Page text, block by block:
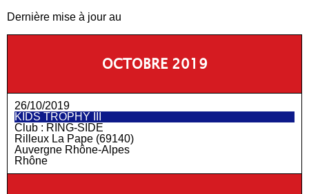
Dernière mise à jour au
OCTOBRE 2019
26/10/2019
KIDS TROPHY III
Club : RING-SIDE
Rilleux La Pape (69140)
Auvergne Rhône-Alpes
Rhône